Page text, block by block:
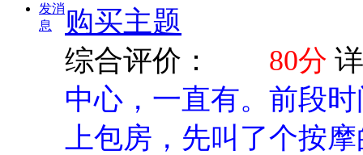
发消
息
购买主题
综合评价： 80分
中心，一直有。前段
上包房，先叫了个按